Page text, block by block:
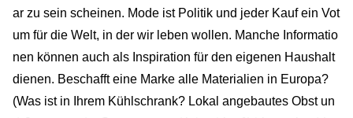
ar zu sein scheinen. Mode ist Politik und jeder Kauf ein Vot
um für die Welt, in der wir leben wollen. Manche Informatio
nen können auch als Inspiration für den eigenen Haushalt
dienen. Beschafft eine Marke alle Materialien in Europa?
(Was ist in Ihrem Kühlschrank? Lokal angebautes Obst un